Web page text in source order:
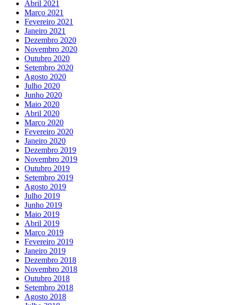
Abril 2021
Março 2021
Fevereiro 2021
Janeiro 2021
Dezembro 2020
Novembro 2020
Outubro 2020
Setembro 2020
Agosto 2020
Julho 2020
Junho 2020
Maio 2020
Abril 2020
Março 2020
Fevereiro 2020
Janeiro 2020
Dezembro 2019
Novembro 2019
Outubro 2019
Setembro 2019
Agosto 2019
Julho 2019
Junho 2019
Maio 2019
Abril 2019
Março 2019
Fevereiro 2019
Janeiro 2019
Dezembro 2018
Novembro 2018
Outubro 2018
Setembro 2018
Agosto 2018